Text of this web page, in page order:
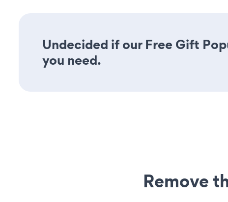
Undecided if our Free Gift
you need.
Remove